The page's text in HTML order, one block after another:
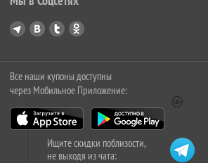
Все наши купоны доступны
через Мобильное Приложение:
Ищите скидки поблизости,
не выходя из чата: